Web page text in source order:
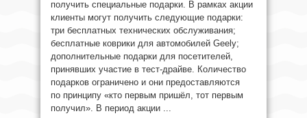
получить специальные подарки. В рамках акции
клиенты могут получить следующие подарки:
три бесплатных технических обслуживания;
бесплатные коврики для автомобилей Geely;
дополнительные подарки для посетителей,
принявших участие в тест-драйве. Количество
подарков ограничено и они предоставляются
по принципу «кто первым пришёл, тот первым
получил». В период акции ...